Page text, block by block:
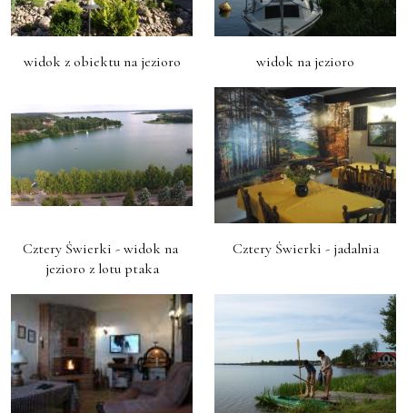
widok z obiektu na jezioro widok na jezioro
Cztery Świerki - widok na
jezioro z lotu ptaka
Cztery Świerki - jadalnia